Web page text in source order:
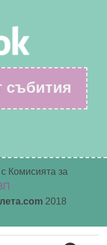
събития
Комисията за
2018